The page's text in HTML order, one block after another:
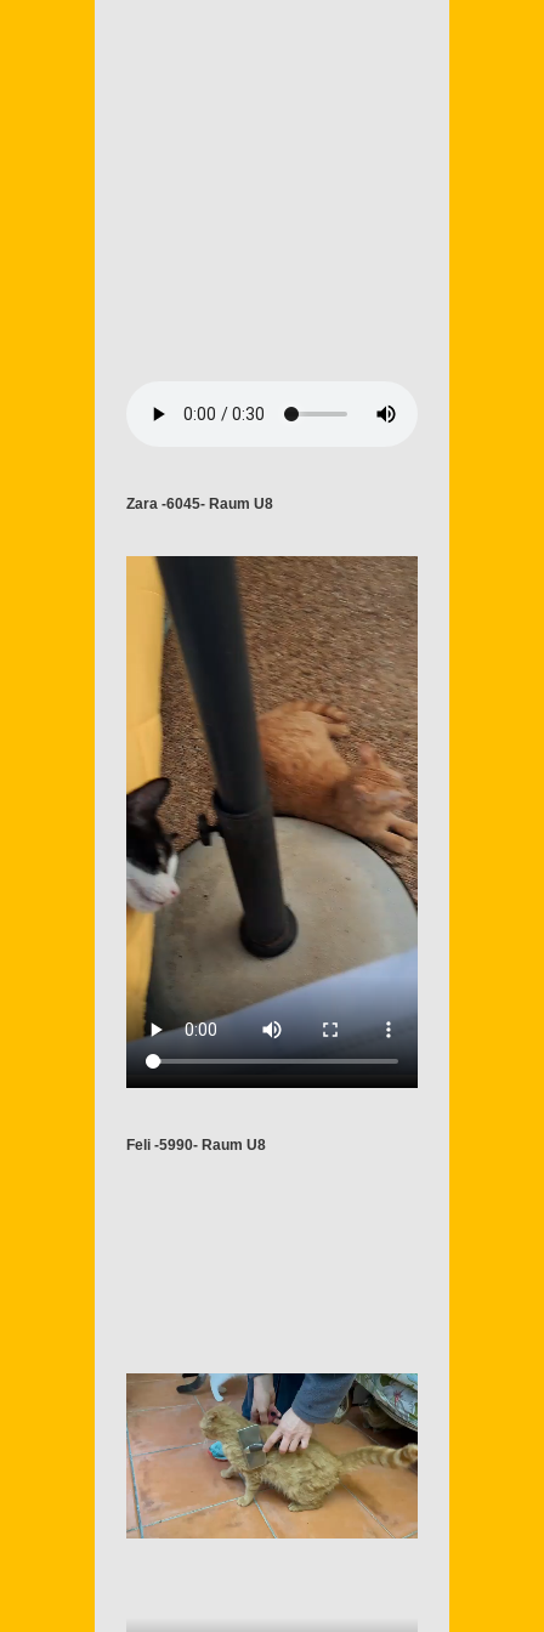
Zara -6045- Raum U8
Feli -5990- Raum U8